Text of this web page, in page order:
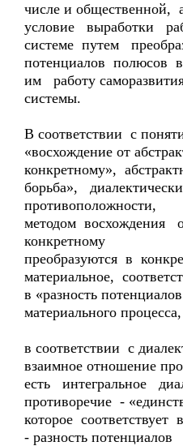
числе и
условие выработки
системе путем
потенциалов полюсов
им работу
системы.
В соответствии с
«восхождение от
конкретному»,
борьба»,
противоположности,
методом восхождения
конкретному
преобразуются в
материальное,
в «разность
материального
в соответствии с
взаимное отношение
есть интегральное
противоречие -
которое соответствует
- разность